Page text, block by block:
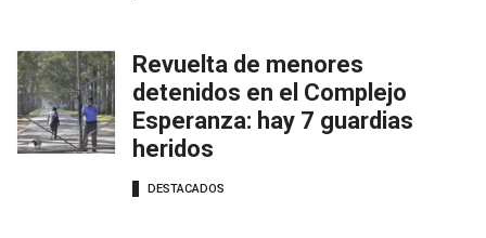
Revuelta de menores
detenidos en el Complejo
Esperanza: hay 7 guardias
heridos
DESTACADOS